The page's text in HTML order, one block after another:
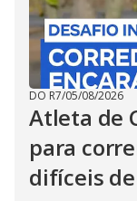
DO R7/05/08/2026
Atleta de
para
difíceis